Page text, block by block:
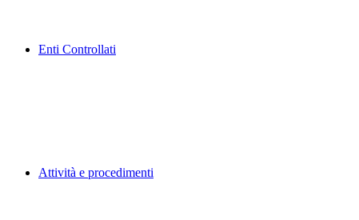
Enti Controllati
Attività e procedimenti